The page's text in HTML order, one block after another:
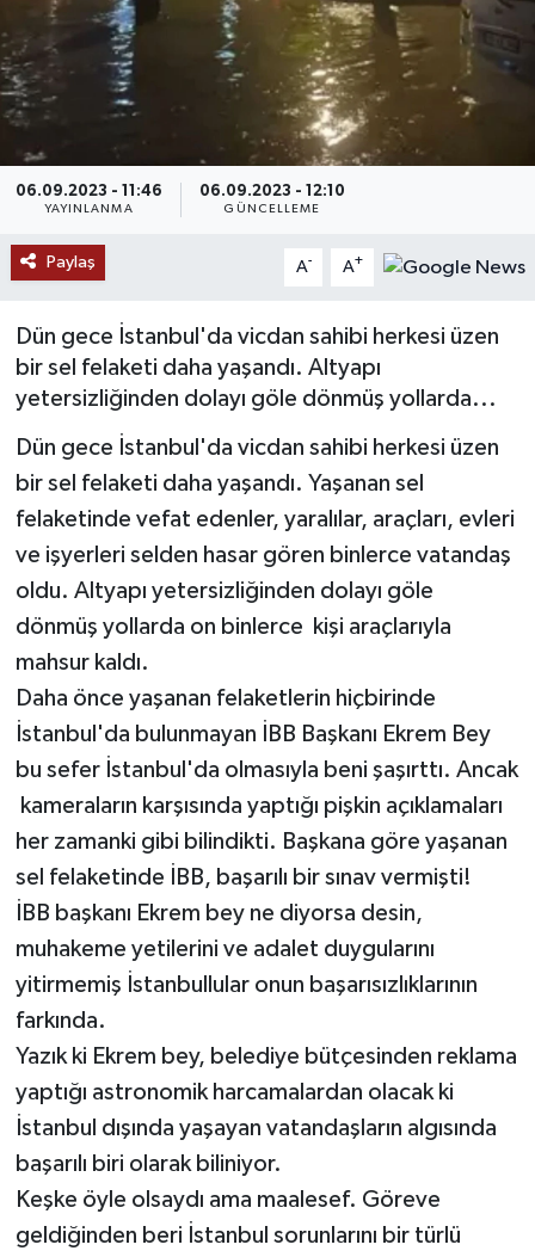
06.09.2023 - 11:46
YAYINLANMA
06.09.2023 - 12:10
GÜNCELLEME
Paylaş A- A+
Dün gece İstanbul'da vicdan sahibi herkesi üzen
bir sel felaketi daha yaşandı. Altyapı
yetersizliğinden dolayı göle dönmüş yollarda...
Dün gece İstanbul'da vicdan sahibi herkesi üzen
bir sel felaketi daha yaşandı. Yaşanan sel
felaketinde vefat edenler, yaralılar, araçları, evleri
ve işyerleri selden hasar gören binlerce vatandaş
oldu. Altyapı yetersizliğinden dolayı göle
dönmüş yollarda on binlerce kişi araçlarıyla
mahsur kaldı.
Daha önce yaşanan felaketlerin hiçbirinde
İstanbul'da bulunmayan İBB Başkanı Ekrem Bey
bu sefer İstanbul'da olmasıyla beni şaşırttı. Ancak
kameraların karşısında yaptığı pişkin açıklamaları
her zamanki gibi bilindikti. Başkana göre yaşanan
sel felaketinde İBB, başarılı bir sınav vermişti!
İBB başkanı Ekrem bey ne diyorsa desin,
muhakeme yetilerini ve adalet duygularını
yitirmemiş İstanbullular onun başarısızlıklarının
farkında.
Yazık ki Ekrem bey, belediye bütçesinden reklama
yaptığı astronomik harcamalardan olacak ki
İstanbul dışında yaşayan vatandaşların algısında
başarılı biri olarak biliniyor.
Keşke öyle olsaydı ama maalesef. Göreve
geldiğinden beri İstanbul sorunlarını bir türlü
RESMİ İLANLAR